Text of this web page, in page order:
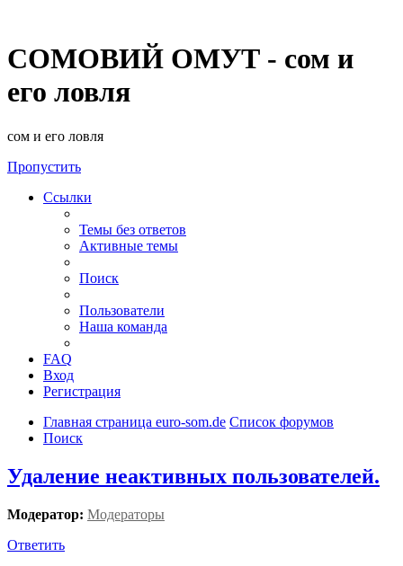
СОМОВИЙ ОМУТ - сом и
его ловля
сом и его ловля
Пропустить
Ссылки
Темы без ответов
Активные темы
Поиск
Пользователи
Наша команда
FAQ
Вход
Регистрация
Главная страница euro-som.de Список форумов
Поиск
Удаление неактивных пользователей.
Модератор: Модераторы
Ответить